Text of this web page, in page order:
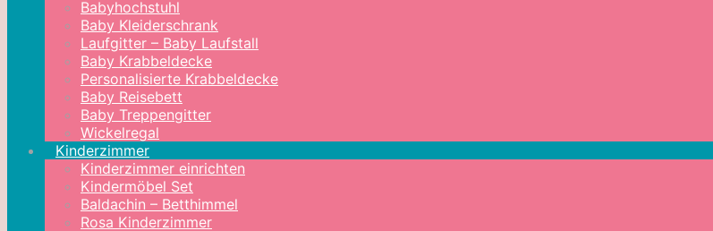
Babyhochstuhl
Baby Kleiderschrank
Laufgitter – Baby Laufstall
Baby Krabbeldecke
Personalisierte Krabbeldecke
Baby Reisebett
Baby Treppengitter
Wickelregal
Kinderzimmer
Kinderzimmer einrichten
Kindermöbel Set
Baldachin – Betthimmel
Rosa Kinderzimmer